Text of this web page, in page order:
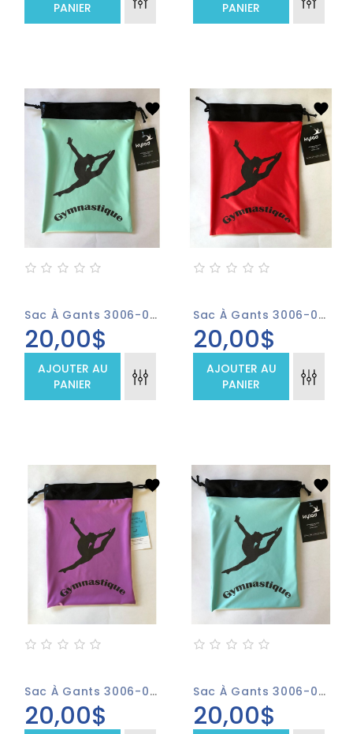
PANIER
PANIER
Sac À Gants 3006-03 Aqua
20,00$
AJOUTER AU
PANIER
Sac À Gants 3006-04 Rouge
20,00$
AJOUTER AU
PANIER
Sac À Gants 3006-05 Mauve
20,00$
Sac À Gants 3006-06 Bleu Vert
20,00$